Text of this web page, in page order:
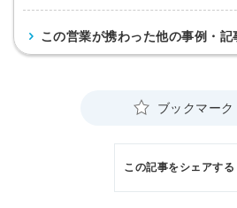
この営業が携わった他の事例・記
ブックマーク
この記事をシェアする